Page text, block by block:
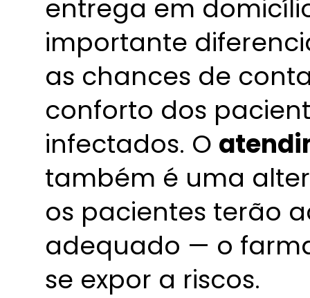
entrega em
importante
as chances de
conforto dos
infectados. O
também é uma
os pacientes terão
adequado — o
se expor a riscos.